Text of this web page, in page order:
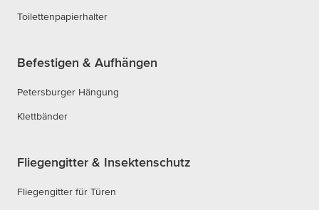
Toilettenpapierhalter
Befestigen & Aufhängen
Petersburger Hängung
Klettbänder
Fliegengitter & Insektenschutz
Fliegengitter für Türen